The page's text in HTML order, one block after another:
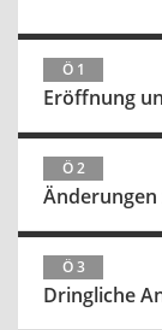
Ö 1
Ö 2
Ö 3
Dringliche